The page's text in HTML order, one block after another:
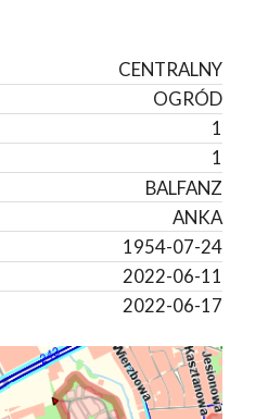
CENTRALNY
OGRÓD
1
1
BALFANZ
ANKA
1954-07-24
2022-06-11
2022-06-17